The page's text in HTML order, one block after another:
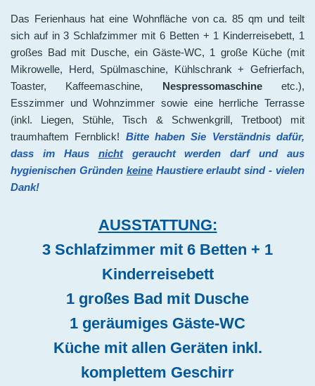
Das Ferienhaus hat eine Wohnfläche von ca. 85 qm und teilt
sich auf in 3 Schlafzimmer mit 6 Betten + 1 Kinderreisebett, 1
großes Bad mit Dusche, ein Gäste-WC, 1 große Küche (mit
Mikrowelle, Herd, Spülmaschine, Kühlschrank + Gefrierfach,
Toaster, Kaffeemaschine, Nespressomaschineetc.),
Esszimmer und Wohnzimmer sowie eine herrliche Terrasse
(inkl. Liegen, Stühle, Tisch & Schwenkgrill, Tretboot) mit
traumhaftem Fernblick! Bitte haben Sie Verständnis dafür,
dass im Haus nichtgeraucht werden darf und aus
hygienischen Gründen keineHaustiere erlaubt sind - vielen
Dank!
AUSSTATTUNG:
3 Schlafzimmer mit 6 Betten + 1
Kinderreisebett
1 großes Bad mit Dusche
1 geräumiges Gäste-WC
Küche mit allen Geräten inkl.
komplettem Geschirr